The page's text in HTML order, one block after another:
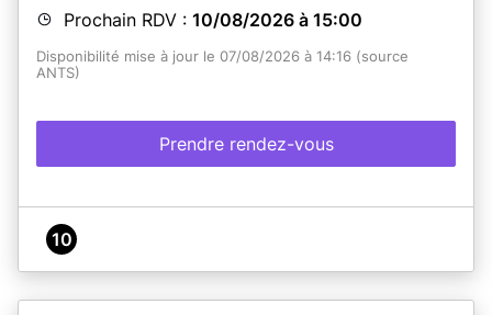
Prochain RDV : 10/08/2026 à 15:00
Disponibilité mise à jour le 07/08/2026 à 14:16 (source
ANTS)
Prendre rendez-vous
10